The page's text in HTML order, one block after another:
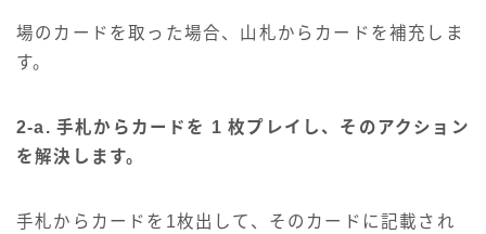
場のカードを取った場合、山札からカードを補充しま
す。
2-a. 手札からカードを 1 枚プレイし、そのアクション
を解決します。
手札からカードを1枚出して、そのカードに記載され